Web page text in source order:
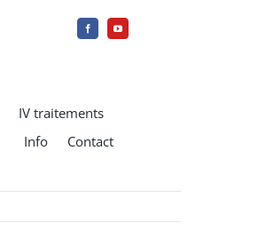
IV traitements
Info
Contact